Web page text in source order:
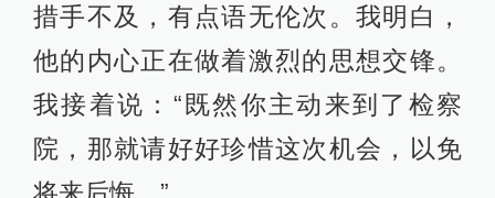
措手不及，有点语无伦次。我明白，
他的内心正在做着激烈的思想交锋。
我接着说：“既然你主动来到了检察
院，那就请好好珍惜这次机会，以免
将来后悔。”